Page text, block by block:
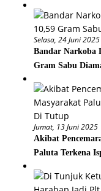
Selasa, 24 Juni 2025
Bandar Narkoba
Gram Sabu
Jumat, 13 Juni 2025
Akibat
Paluta Terkena